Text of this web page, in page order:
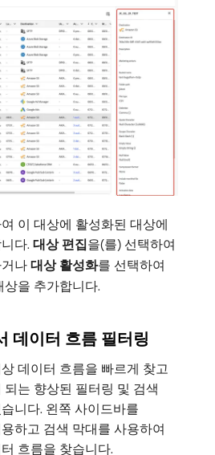
이 대상에 활성화된 대상에
다. 대상 편집​을(를) 선택하여
나 대상 활성화​를 선택하여
을 추가합니다.
데이터 흐름 필터링
데이터 흐름을 빠르게 찾고
는 향상된 필터링 및 검색
니다. 왼쪽 사이드바를
하고 검색 막대를 사용하여
흐름을 찾습니다.